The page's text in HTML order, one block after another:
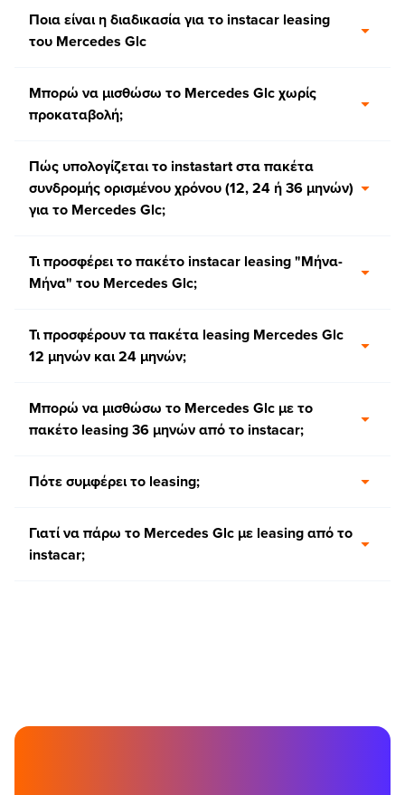
Ποια είναι η διαδικασία για το instacar leasing
του Mercedes Glc
Μπορώ να μισθώσω το Mercedes Glc χωρίς
προκαταβολή;
Πώς υπολογίζεται το instastart στα πακέτα
συνδρομής ορισμένου χρόνου (12, 24 ή 36 μηνών)
για το Mercedes Glc;
Τι προσφέρει το πακέτο instacar leasing "Μήνα-
Μήνα" του Mercedes Glc;
Τι προσφέρουν τα πακέτα leasing Mercedes Glc
12 μηνών και 24 μηνών;
Μπορώ να μισθώσω το Mercedes Glc με το
πακέτο leasing 36 μηνών από το instacar;
Πότε συμφέρει το leasing;
Γιατί να πάρω το Mercedes Glc με leasing από το
instacar;